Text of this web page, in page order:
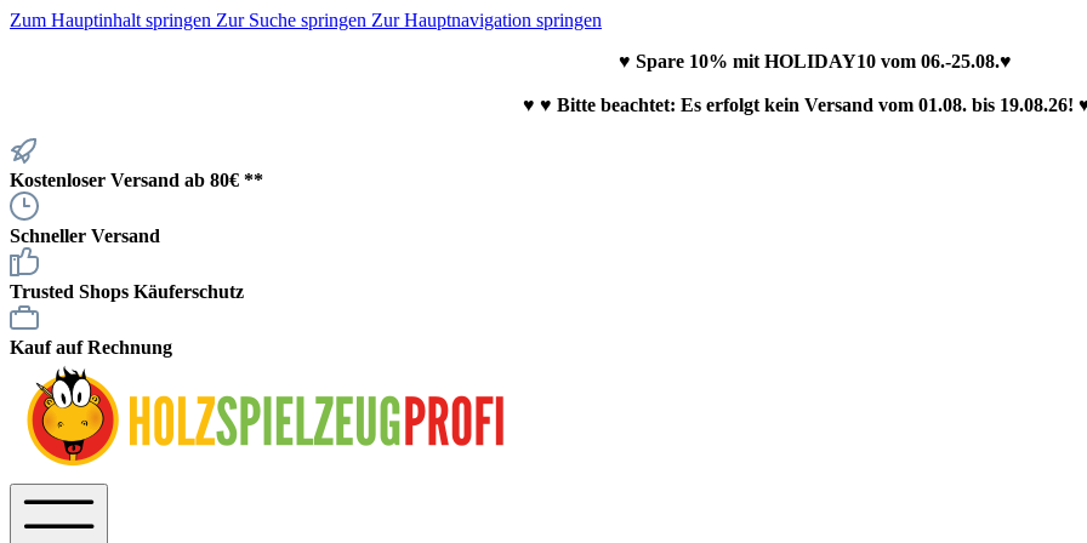
Zum Hauptinhalt springen Zur Suche springen Zur Hauptnavigation springen
♥ Spare 10% mit HOLIDAY10 vom 06.-25.08.♥
♥ ♥ Bitte beachtet: Es erfolgt kein Versand vom 01.08. bis 19.08.26!
Kostenloser Versand ab 80€ **
Schneller Versand
Trusted Shops Käuferschutz
Kauf auf Rechnung